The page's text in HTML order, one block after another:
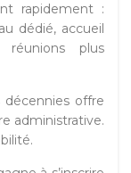
rapidement :
dédié, accueil
réunions plus
décennies offre
administrative.